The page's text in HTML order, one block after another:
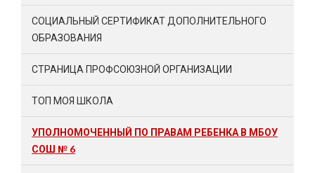
СОЦИАЛЬНЫЙ СЕРТИФИКАТ ДОПОЛНИТЕЛЬНОГО
ОБРАЗОВАНИЯ
СТРАНИЦА ПРОФСОЮЗНОЙ ОРГАНИЗАЦИИ
ТОП МОЯ ШКОЛА
УПОЛНОМОЧЕННЫЙ ПО ПРАВАМ РЕБЕНКА В МБОУ
СОШ № 6